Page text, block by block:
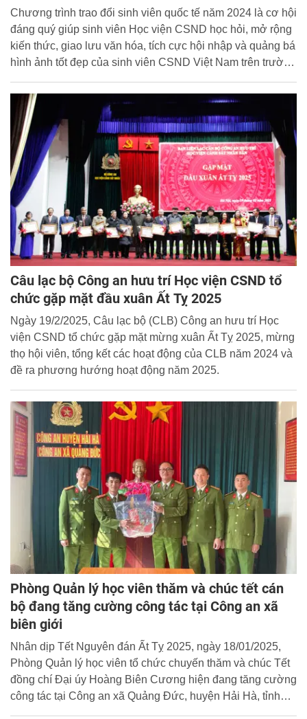
Chương trình trao đổi sinh viên quốc tế năm 2024 là cơ hội
đáng quý giúp sinh viên Học viện CSND học hỏi, mở rộng
kiến thức, giao lưu văn hóa, tích cực hội nhập và quảng bá
hình ảnh tốt đẹp của sinh viên CSND Việt Nam trên trường
Câu lạc bộ Công an hưu trí Học viện CSND tổ
chức gặp mặt đầu xuân Ất Tỵ 2025
Ngày 19/2/2025, Câu lạc bộ (CLB) Công an hưu trí Học
viện CSND tổ chức gặp mặt mừng xuân Ất Tỵ 2025, mừng
thọ hội viên, tổng kết các hoạt động của CLB năm 2024 và
đề ra phương hướng hoạt động năm 2025.
Phòng Quản lý học viên thăm và chúc tết cán
bộ đang tăng cường công tác tại Công an xã
biên giới
Nhân dịp Tết Nguyên đán Ất Tỵ 2025, ngày 18/01/2025,
Phòng Quản lý học viên tổ chức chuyến thăm và chúc Tết
đồng chí Đại úy Hoàng Biên Cương hiện đang tăng cường
công tác tại Công an xã Quảng Đức, huyện Hải Hà, tỉnh